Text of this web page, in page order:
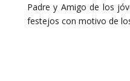
Padre y Amigo de los
festejos con motivo de